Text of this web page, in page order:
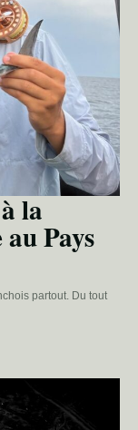
la
Pays
partout. Du tout